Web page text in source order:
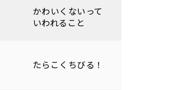
かわいくないって
いわれること
たらこくちびる！